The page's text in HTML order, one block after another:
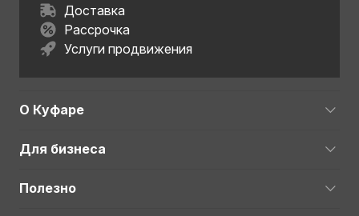
Доставка
Рассрочка
Услуги продвижения
О Куфаре
Для бизнеса
Полезно